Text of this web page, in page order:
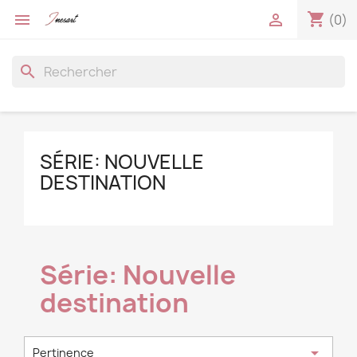
 shopping_cart (0)

search
SÉRIE: NOUVELLE
DESTINATION
Série: Nouvelle
destination
Pertinence 